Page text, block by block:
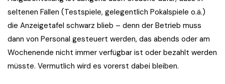
seltenen Fällen (Testspiele, gelegentlich Pokalspiele o.ä.)
die Anzeigetafel schwarz blieb – denn der Betrieb muss
dann von Personal gesteuert werden, das abends oder am
Wochenende nicht immer verfügbar ist oder bezahlt werden
müsste. Vermutlich wird es vorerst dabei bleiben.